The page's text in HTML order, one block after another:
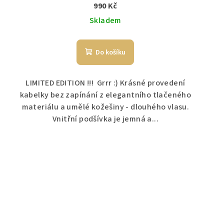
990 Kč
Skladem
Do košíku
LIMITED EDITION !!! Grrr :) Krásné provedení
kabelky bez zapínání z elegantního tlačeného
materiálu a umělé kožešiny - dlouhého vlasu.
Vnitřní podšívka je jemná a...